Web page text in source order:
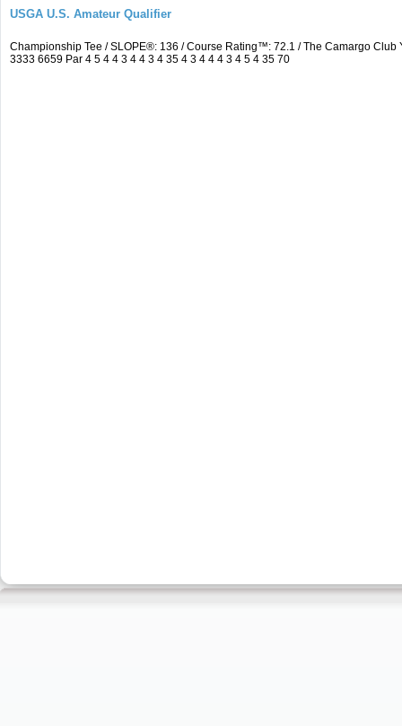
USGA U.S. Amateur Qualifier
Championship Tee / SLOPE®: 136 / Course Rating™: 72.1 / The Camargo
3333 6659 Par 4 5 4 4 3 4 4 3 4 35 4 3 4 4 4 3 4 5 4 35 70